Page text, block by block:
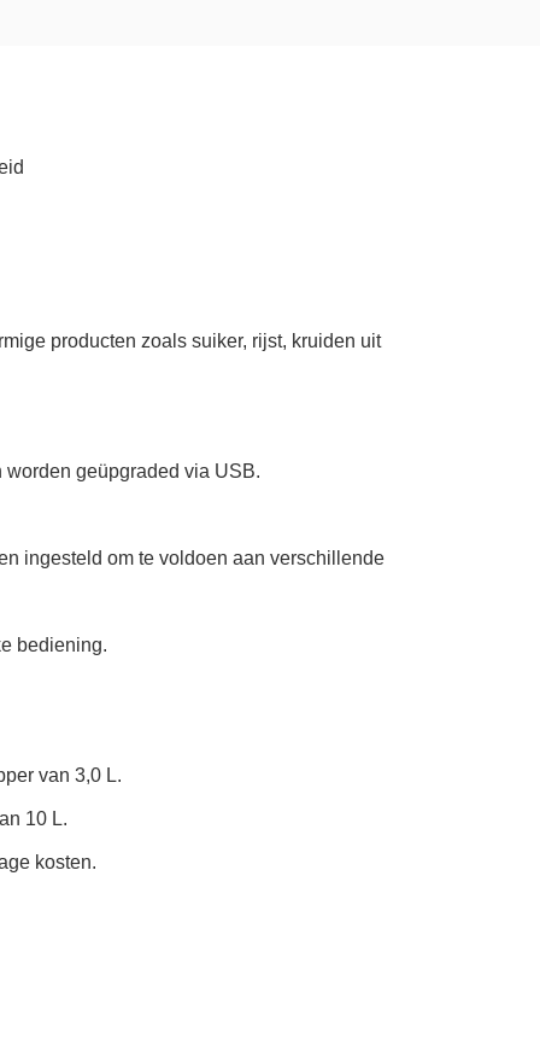
producten zoals suiker, rijst, kruiden uit
worden geüpgraded via USB.
ingesteld om te voldoen aan verschillende
bediening.
van 3,0 L.
10 L.
kosten.